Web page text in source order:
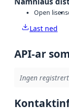
Open lisens
Last ned
API-ar
Ingen